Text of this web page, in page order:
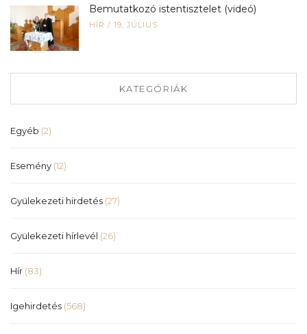
Bemutatkozó istentisztelet (videó)
HÍR / 19, JÚLIUS
KATEGÓRIÁK
Egyéb (2)
Esemény (12)
Gyülekezeti hirdetés (27)
Gyülekezeti hírlevél (26)
Hír (83)
Igehirdetés (568)